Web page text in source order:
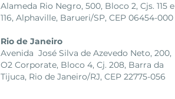
Alameda Rio Negro, 500, Bloco 2, Cjs. 115 e
116, Alphaville, Barueri/SP, CEP 06454-000
Rio de Janeiro
Avenida José Silva de Azevedo Neto, 200,
O2 Corporate, Bloco 4, Cj. 208, Barra da
Tijuca, Rio de Janeiro/RJ, CEP 22775-056